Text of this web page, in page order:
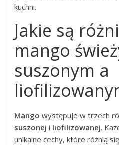
kuchni.
Jakie są
mango
suszonym a
Mango występuje w trzech
suszonej i liofilizowanej.
unikalne cechy, które różnią